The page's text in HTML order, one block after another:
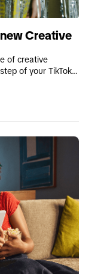
Creative
of creative
of your TikTok